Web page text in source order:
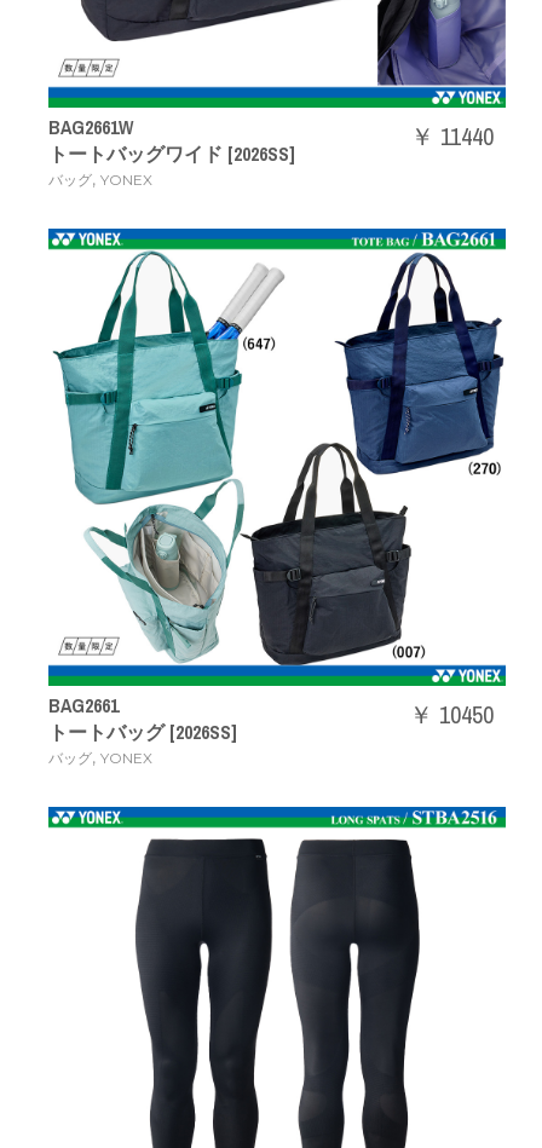
BAG2661W
トートバッグワイド [2026SS]
バッグ, YONEX
￥ 11440
BAG2661
トートバッグ [2026SS]
バッグ, YONEX
￥ 10450